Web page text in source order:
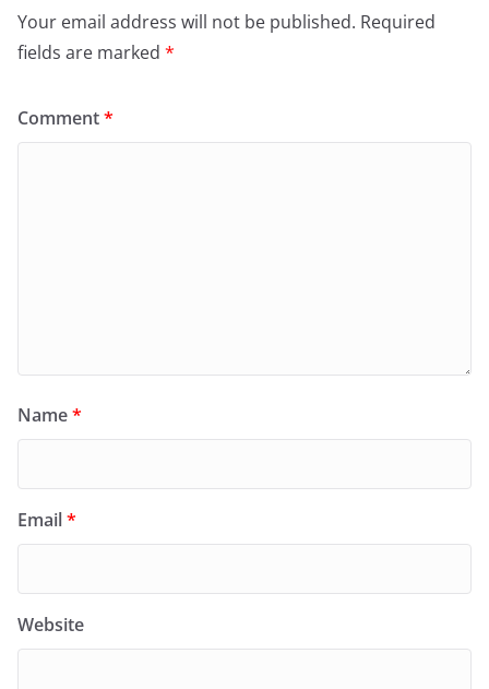
Your email address will not be published. Required
fields are marked *
Comment*
Name*
Email*
Website